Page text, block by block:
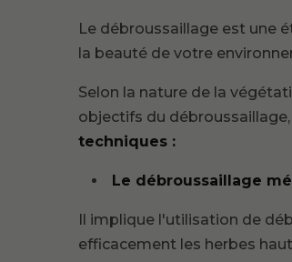
Le débroussaillage est une
la beauté de votre
Selon la nature de la
objectifs du débroussaillage,
techniques :
Le débroussaillage
Il implique l'utilisation de
efficacement les herbes